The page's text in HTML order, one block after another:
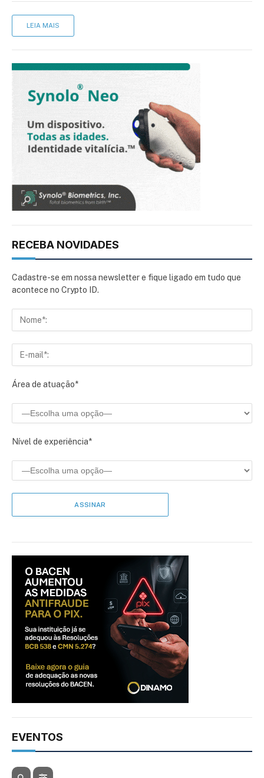
LEIA MAIS
RECEBA NOVIDADES
Cadastre-se em nossa newsletter e fique ligado em tudo que
acontece no Crypto ID.
Área de atuação*
Nível de experiência*
EVENTOS